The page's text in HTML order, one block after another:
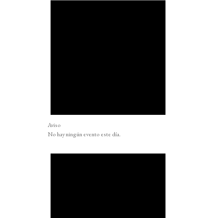
Aviso
No hay ningún evento este día.